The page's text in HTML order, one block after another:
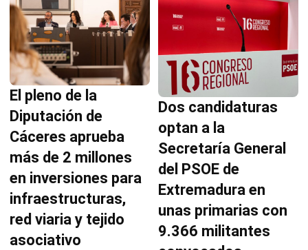
El pleno de la
Diputación de
Cáceres aprueba
más de 2 millones
en inversiones para
infraestructuras,
red viaria y tejido
asociativo
Dos candidaturas
optan a la
Secretaría General
del PSOE de
Extremadura en
unas primarias con
9.366 militantes